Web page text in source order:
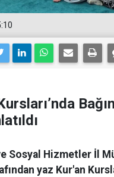
Sosyal Hizmetler İl
yaz Kur'an